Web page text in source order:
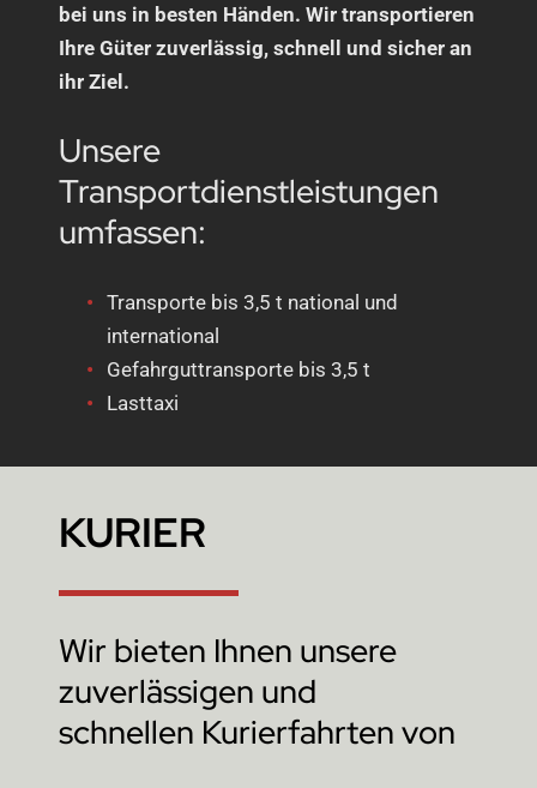
bei uns in besten Händen. Wir transportieren
Ihre Güter zuverlässig, schnell und sicher an
ihr Ziel.
Unsere
Transportdienstleistungen
umfassen:
Transporte bis 3,5 t national und
international
Gefahrguttransporte bis 3,5 t
Lasttaxi
KURIER
Wir bieten Ihnen unsere
zuverlässigen und
schnellen Kurierfahrten von